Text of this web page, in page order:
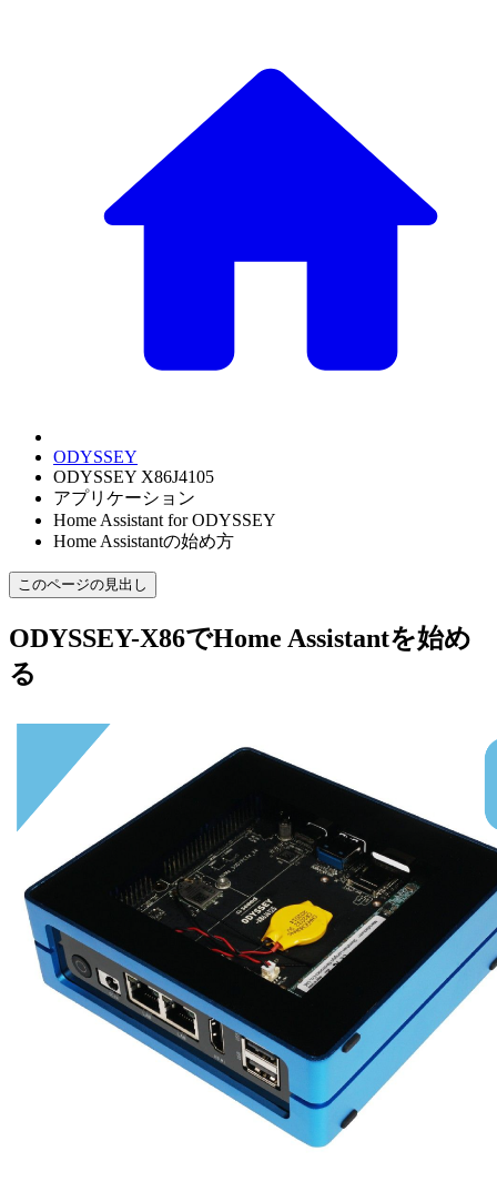
ODYSSEY
ODYSSEY X86J4105
アプリケーション
Home Assistant for ODYSSEY
Home Assistantの始め方
このページの見出し
ODYSSEY-X86でHome Assistantを始め
る